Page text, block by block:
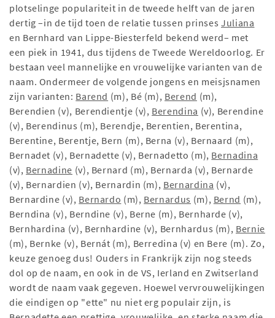
plotselinge populariteit in de tweede helft van de jaren
dertig –in de tijd toen de relatie tussen prinsesJuliana
en Bernhard van Lippe-Biesterfeld bekend werd– met
een piek in 1941, dus tijdens de Tweede Wereldoorlog. Er
bestaan veel mannelijke en vrouwelijke varianten van de
naam. Ondermeer de volgende jongens en meisjsnamen
zijn varianten: Barend (m), Bé (m), Berend (m),
Berendien (v), Berendientje (v), Berendina (v), Berendine
(v), Berendinus (m), Berendje, Berentien, Berentina,
Berentine, Berentje, Bern (m), Berna (v), Bernaard (m),
Bernadet (v), Bernadette (v), Bernadetto (m), Bernadina
(v), Bernadine (v), Bernard (m), Bernarda (v), Bernarde
(v), Bernardien (v), Bernardin (m), Bernardina (v),
Bernardine (v), Bernardo (m), Bernardus (m), Bernd (m),
Berndina (v), Berndine (v), Berne (m), Bernharde (v),
Bernhardina (v), Bernhardine (v), Bernhardus (m), Bernie
(m), Bernke (v), Bernát (m), Berredina (v) en Bere (m). Zo,
keuze genoeg dus! Ouders in Frankrijk zijn nog steeds
dol op de naam, en ook in de VS, Ierland en Zwitserland
wordt de naam vaak gegeven. Hoewel vervrouwelijkingen
die eindigen op "ette" nu niet erg populair zijn, is